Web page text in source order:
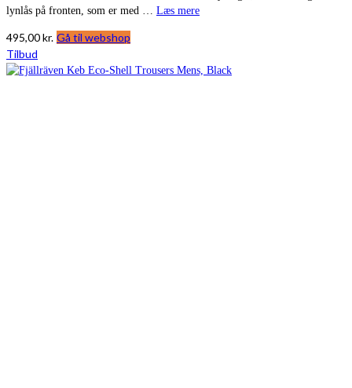
lynlås på fronten, som er med … Læs mere
495,00kr. Gå til webshop
Tilbud